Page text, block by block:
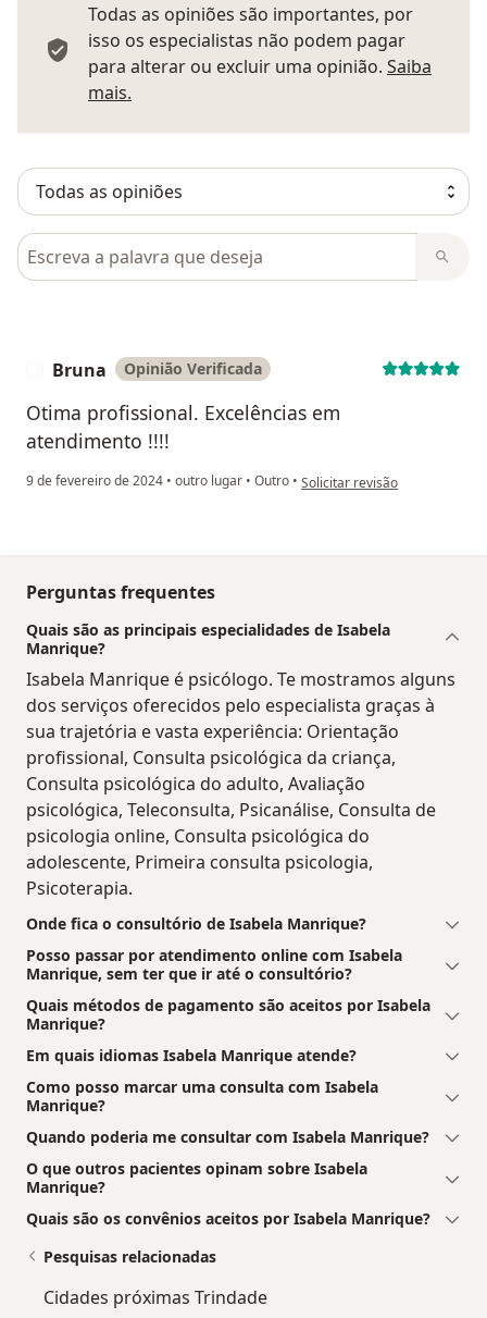
Todas as opiniões são importantes, por
isso os especialistas não podem pagar
para alterar ou excluir uma opinião. Saiba
mais.
Pesquisar em opiniões
Bruna Opinião Verificada
Otima profissional. Excelências em
atendimento !!!!
9 de fevereiro de 2024 • outro lugar • Outro • na opinião do utilizador Bruna
Solicitar revisão
Perguntas frequentes
Quais são as principais especialidades de Isabela
Manrique?
Isabela Manrique é psicólogo. Te mostramos alguns
dos serviços oferecidos pelo especialista graças à
sua trajetória e vasta experiência: Orientação
profissional, Consulta psicológica da criança,
Consulta psicológica do adulto, Avaliação
psicológica, Teleconsulta, Psicanálise, Consulta de
psicologia online, Consulta psicológica do
adolescente, Primeira consulta psicologia,
Psicoterapia.
Onde fica o consultório de Isabela Manrique?
Posso passar por atendimento online com Isabela
Manrique, sem ter que ir até o consultório?
Quais métodos de pagamento são aceitos por Isabela
Manrique?
Em quais idiomas Isabela Manrique atende?
Como posso marcar uma consulta com Isabela
Manrique?
Quando poderia me consultar com Isabela Manrique?
O que outros pacientes opinam sobre Isabela
Manrique?
Quais são os convênios aceitos por Isabela Manrique?
Pesquisas relacionadas
Cidades próximas Trindade